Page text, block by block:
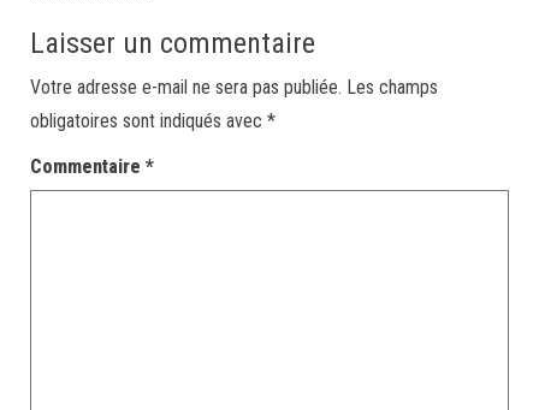
Laisser un commentaire
Votre adresse e-mail ne sera pas publiée. Les champs
obligatoires sont indiqués avec *
Commentaire *